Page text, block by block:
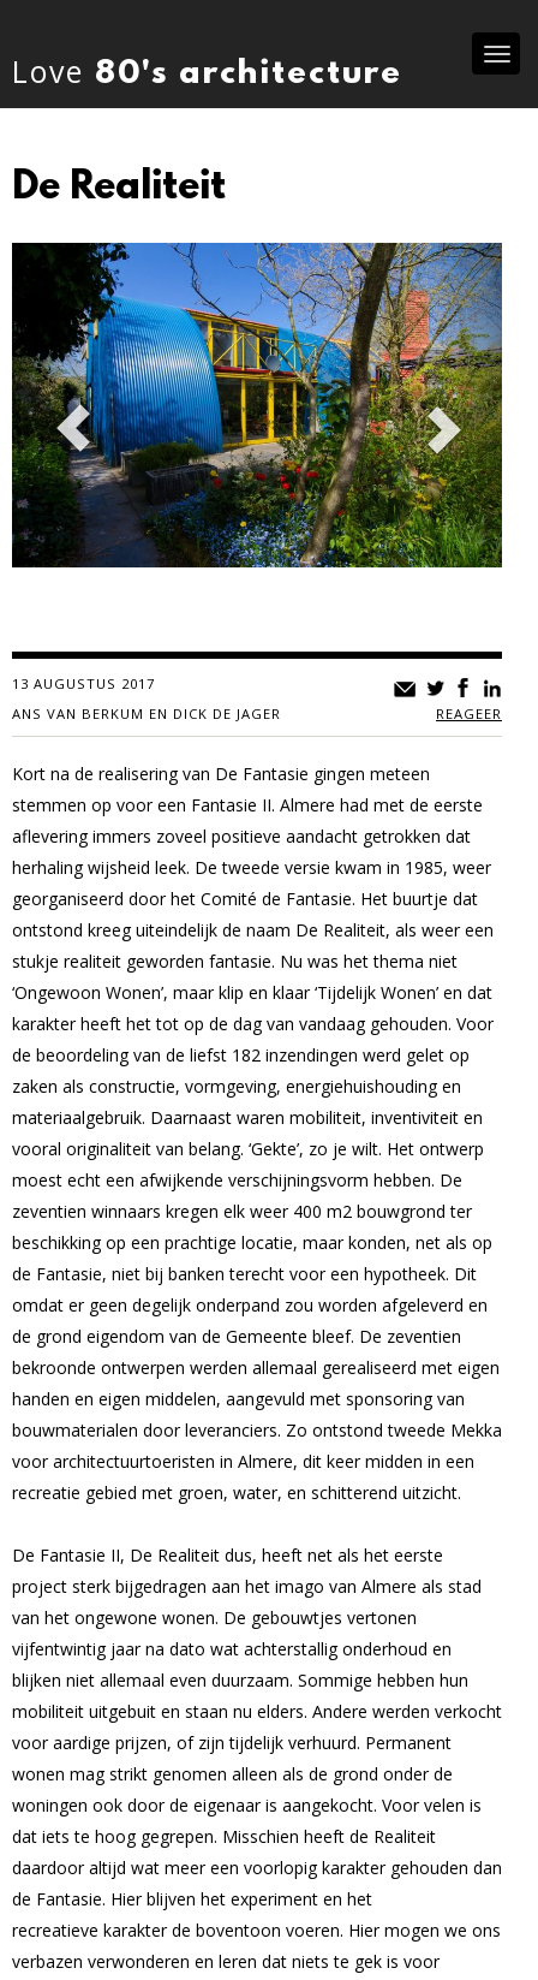
Love 80's architecture
De Realiteit
Previous
13 AUGUSTUS 2017
ANS VAN BERKUM EN DICK DE JAGER
REAGEER
Kort na de realisering van De Fantasie gingen meteen
stemmen op voor een Fantasie II. Almere had met de eerste
aflevering immers zoveel positieve aandacht getrokken dat
herhaling wijsheid leek. De tweede versie kwam in 1985, weer
georganiseerd door het Comité de Fantasie. Het buurtje dat
ontstond kreeg uiteindelijk de naam De Realiteit, als weer een
stukje realiteit geworden fantasie. Nu was het thema niet
‘Ongewoon Wonen’, maar klip en klaar ‘Tijdelijk Wonen’ en dat
karakter heeft het tot op de dag van vandaag gehouden. Voor
de beoordeling van de liefst 182 inzendingen werd gelet op
zaken als constructie, vormgeving, energiehuishouding en
materiaalgebruik. Daarnaast waren mobiliteit, inventiviteit en
vooral originaliteit van belang. ‘Gekte’, zo je wilt. Het ontwerp
moest echt een afwijkende verschijningsvorm hebben. De
zeventien winnaars kregen elk weer 400 m2 bouwgrond ter
beschikking op een prachtige locatie, maar konden, net als op
de Fantasie, niet bij banken terecht voor een hypotheek. Dit
omdat er geen degelijk onderpand zou worden afgeleverd en
de grond eigendom van de Gemeente bleef. De zeventien
bekroonde ontwerpen werden allemaal gerealiseerd met eigen
handen en eigen middelen, aangevuld met sponsoring van
bouwmaterialen door leveranciers. Zo ontstond tweede Mekka
voor architectuurtoeristen in Almere, dit keer midden in een
recreatie gebied met groen, water, en schitterend uitzicht.
De Fantasie II, De Realiteit dus, heeft net als het eerste
project sterk bijgedragen aan het imago van Almere als stad
van het ongewone wonen. De gebouwtjes vertonen
vijfentwintig jaar na dato wat achterstallig onderhoud en
blijken niet allemaal even duurzaam. Sommige hebben hun
mobiliteit uitgebuit en staan nu elders. Andere werden verkocht
voor aardige prijzen, of zijn tijdelijk verhuurd. Permanent
wonen mag strikt genomen alleen als de grond onder de
woningen ook door de eigenaar is aangekocht. Voor velen is
dat iets te hoog gegrepen. Misschien heeft de Realiteit
daardoor altijd wat meer een voorlopig karakter gehouden dan
de Fantasie. Hier blijven het experiment en het
recreatieve karakter de boventoon voeren. Hier mogen we ons
verbazen verwonderen en leren dat niets te gek is voor